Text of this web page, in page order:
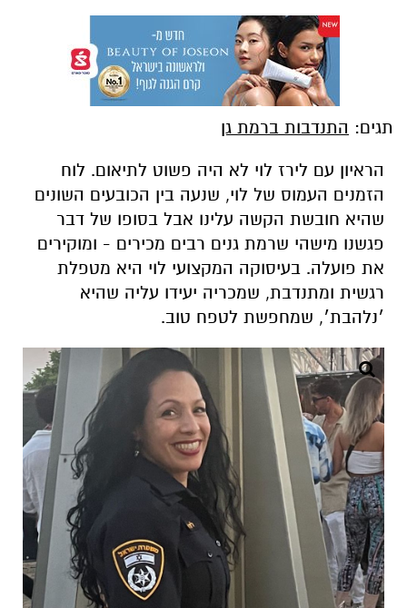
תגים: התנדבות ברמת גן
הראיון עם לירז לוי לא היה פשוט לתיאום. לוח
הזמנים העמוס של לוי, שנעה בין הכובעים השונים
שהיא חובשת הקשה עלינו אבל בסופו של דבר
פגשנו מישהי שרמת גנים רבים מכירים - ומוקירים
את פועלה. בעיסוקה המקצועי לוי היא מטפלת
רגשית ומתנדבת, שמכריה יעידו עליה שהיא
׳נלהבת׳, שמחפשת לטפח טוב.